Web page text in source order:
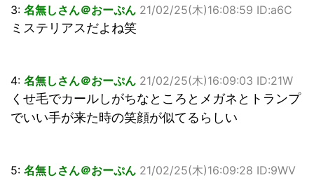
3: 名無しさん＠おーぷん 21/02/25(木)16:08:59 ID:a6C
ミステリアスだよね笑
4: 名無しさん＠おーぷん 21/02/25(木)16:09:03 ID:21W
くせ毛でカールしがちなところとメガネとトランプ
でいい手が来た時の笑顔が似てるらしい
5: 名無しさん＠おーぷん 21/02/25(木)16:09:28 ID:9WV